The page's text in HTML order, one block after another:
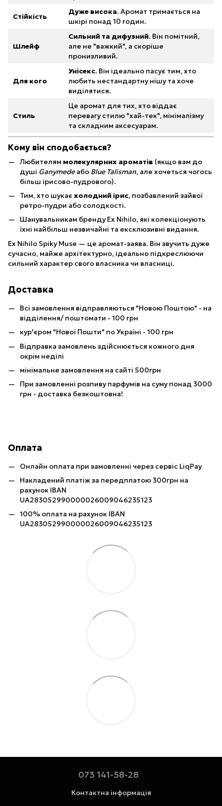
Стійкість
Дуже висока. Аромат тримається на
шкірі понад 10 годин.
Шлейф
Сильний та дифузний. Він помітний,
але не "важкий", а скоріше
пронизливий.
Для кого
Унісекс. Він ідеально пасує тим, хто
любить нестандартну нішу та хоче
виділятися.
Стиль
Це аромат для тих, хто віддає
перевагу стилю "хай-тек", мінімалізму
та складним аксесуарам.
Кому він сподобається?
Любителям молекулярних ароматів (якщо вам до
душі Ganymedeабо Blue Talisman, але хочеться чогось
більш ірисово-пудрового).
Тим, хто шукає холодний ірис, позбавлений зайвої
ретро-пудри або солодкості.
Шанувальникам бренду Ex Nihilo, які колекціонують
їхні найбільш незвичайні та ексклюзивні видання.
Ex Nihilo Spiky Muse — це аромат-заява. Він звучить дуже
сучасно, майже архітектурно, ідеально підкреслюючи
сильний характер свого власника чи власниці.
Доставка
Всі замовлення відправляються "Новою Поштою" - на
відділення/ поштомати - 100 грн
кур'єром "Нової Пошти" по Україні - 100 грн
Відправка замовлень здійснюється кожного дня
окрім неділі
мінімальне замовлення на сайті 500грн
При замовленні розпиву парфумів на суму понад 3000
грн - доставка безкоштовна!
Оплата
Онлайн оплата при замовленні через сервіс LiqPay
Накладений платіж за передплатою 300грн на
рахунок IBAN
UA283052990000026009046235123
100% оплата на рахунок IBAN
UA283052990000026009046235123
073 141-58-28
Контактна інформація